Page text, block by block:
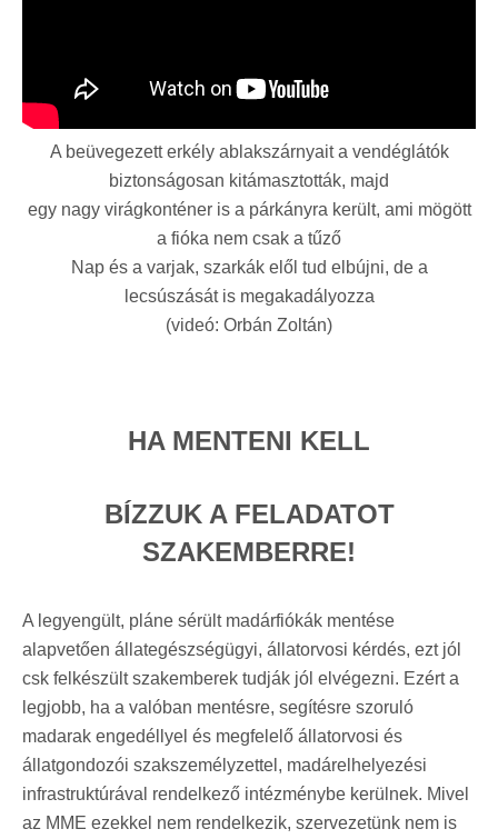
A beüvegezett erkély ablakszárnyait a vendéglátók
biztonságosan kitámasztották, majd
egy nagy virágkonténer is a párkányra került, ami mögött
a fióka nem csak a tűző
Nap és a varjak, szarkák elől tud elbújni, de a
lecsúszását is megakadályozza
(videó: Orbán Zoltán)
HA MENTENI KELL
BÍZZUK A FELADATOT
SZAKEMBERRE!
A legyengült, pláne sérült madárfiókák mentése
alapvetően állategészségügyi, állatorvosi kérdés, ezt jól
csk felkészült szakemberek tudják jól elvégezni. Ezért a
legjobb, ha a valóban mentésre, segítésre szoruló
madarak engedéllyel és megfelelő állatorvosi és
állatgondozói szakszemélyzettel, madárelhelyezési
infrastruktúrával rendelkező intézménybe kerülnek. Mivel
az MME ezekkel nem rendelkezik, szervezetünk nem is